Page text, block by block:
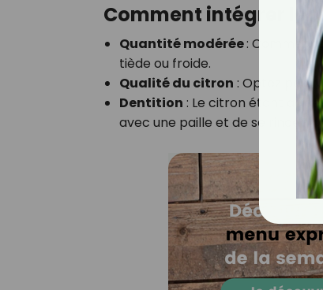
Comment intégrer le
Quantité modérée:
tiède ou froide.
Qualité du citron : Optez pour
Dentition : Le citron étant
avec une paille et de se rincer